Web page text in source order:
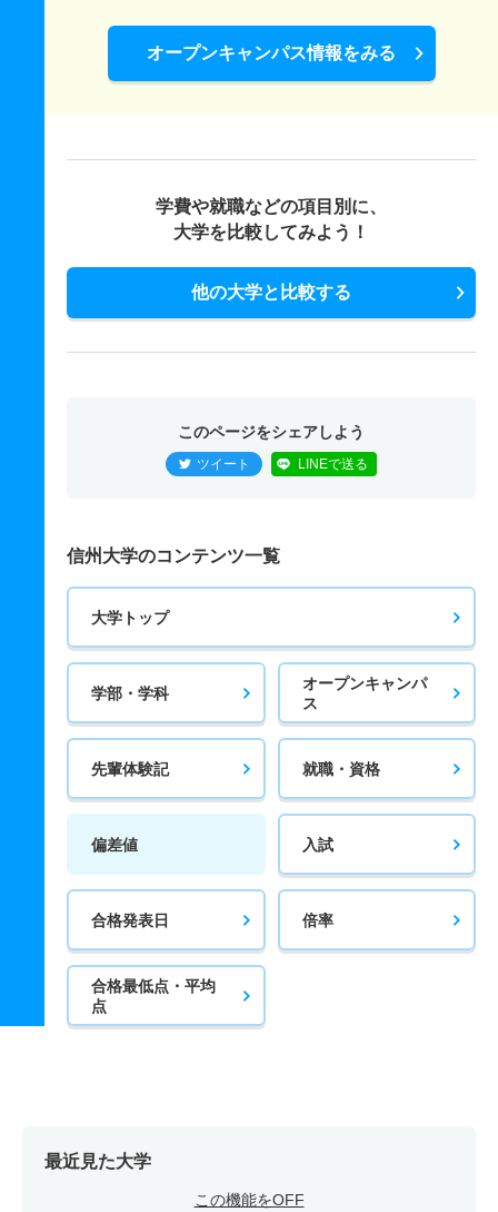
オープンキャンパス情報をみる
学費や就職などの項目別に、
大学を比較してみよう！
他の大学と比較する
このページをシェアしよう
ツイート LINEで送る
信州大学のコンテンツ一覧
大学トップ
学部・学科
オープンキャンパ
ス
先輩体験記 就職・資格
偏差値 入試
合格発表日 倍率
合格最低点・平均
点
最近見た大学
この機能をOFF